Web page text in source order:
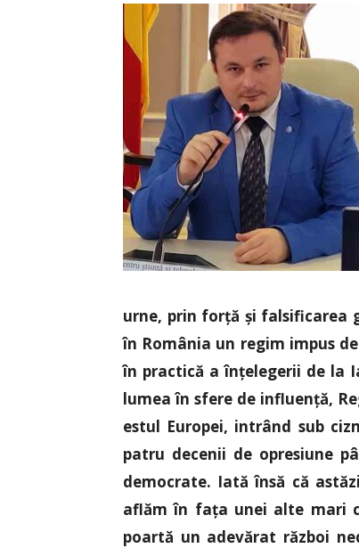
urne, prin forță și falsificarea
în România un regim impus
în practică a înțelegerii de la
lumea în sfere de influență,
estul Europei, intrând sub
patru decenii de opresiune
democrate. Iată însă că
aflăm în fața unei alte mari
poartă un adevărat război